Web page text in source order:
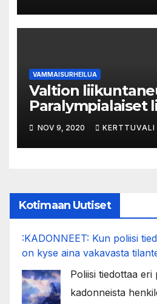
VAMMAISURHEILUA
Valtion
Paralympialaiset
yhteiskunnallisesti
merkittävien
listaan
NOV 9, 2020 KERTTUVALI
Kotimaan Uutiset
:KADONNEET: Kun poliisi
on kyse aina vakavasta
Poliisi tiedottaa
kadonneista